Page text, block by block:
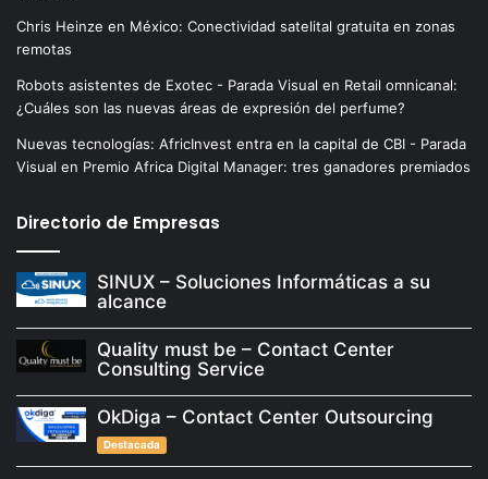
Chris Heinze en México: Conectividad satelital gratuita en zonas
remotas
Robots asistentes de Exotec - Parada Visual en Retail omnicanal:
¿Cuáles son las nuevas áreas de expresión del perfume?
Nuevas tecnologías: AfricInvest entra en la capital de CBI - Parada
Visual en Premio Africa Digital Manager: tres ganadores premiados
Directorio de Empresas
SINUX – Soluciones Informáticas a su
alcance
Quality must be – Contact Center
Consulting Service
OkDiga – Contact Center Outsourcing
Destacada